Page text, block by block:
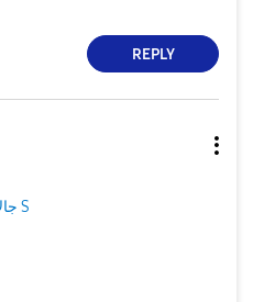
REPLY
جالاكسى S